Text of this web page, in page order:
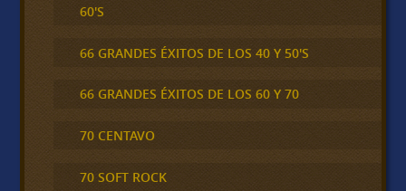
60'S
66 GRANDES ÉXITOS DE LOS 40 Y 50'S
66 GRANDES ÉXITOS DE LOS 60 Y 70
70 CENTAVO
70 SOFT ROCK